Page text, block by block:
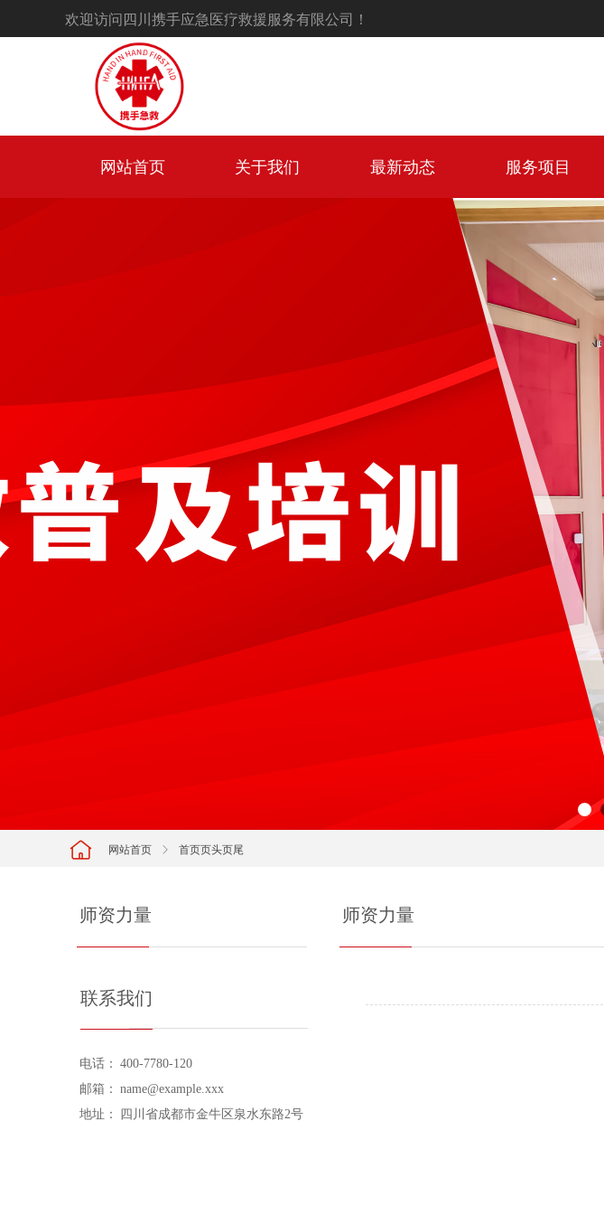
欢迎访问四川携手应急医疗救援服务有限公司！
网站首页 关于我们 最新动态 服务项目
网站首页 ꁕ 首页页头页尾
师资力量
联系我们
电话： 400-7780-120
邮箱： name@example.xxx
地址：
四川省成都市金牛区泉水东路2号
师资力量